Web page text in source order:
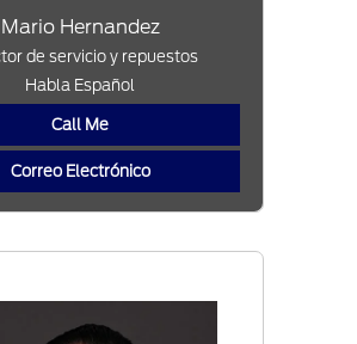
Mario Hernandez
de servicio y repuestos
Habla Español
Call Me
Correo Electrónico